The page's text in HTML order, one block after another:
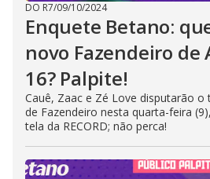
DO R7/09/10/2024
Enquete Betano:
novo Fazendeiro de
16? Palpite!
Cauê, Zaac e Zé Love disputarão o
de Fazendeiro nesta quarta-feira
tela da RECORD; não perca!